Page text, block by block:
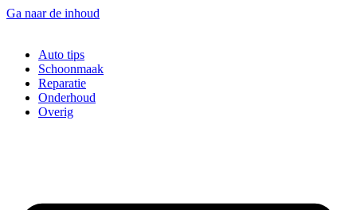
Ga naar de inhoud
Auto tips
Schoonmaak
Reparatie
Onderhoud
Overig